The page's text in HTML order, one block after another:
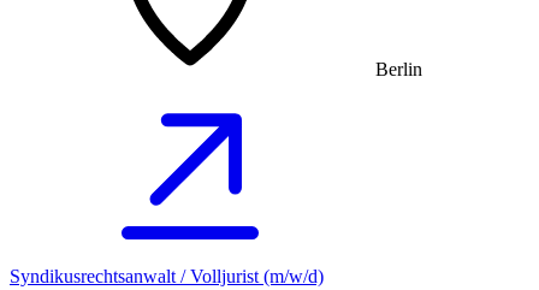
Berlin
Syndikusrechtsanwalt / Volljurist (m/w/d)